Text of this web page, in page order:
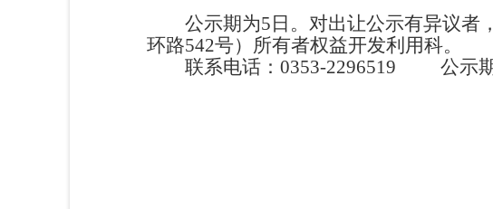
公示期为5日。对出让公示有异议者
环路542号）所有者权益开发利用科。
联系电话：0353-2296519 公示期
阳泉市
2026